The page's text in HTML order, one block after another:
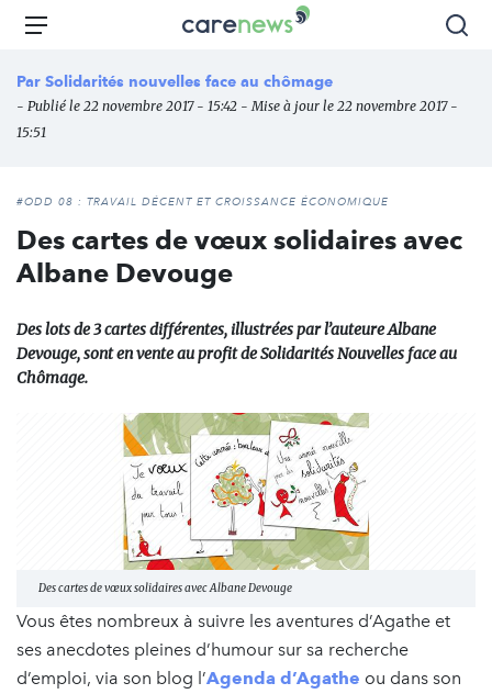
Aller
principal
Carenews,
média
des
Menu
Par Solidarités nouvelles face au chômage
- Publié le 22 novembre 2017 - 15:42 - Mise à jour le 22 novembre 2017 -
15:51
#ODD 08 : TRAVAIL DÉCENT ET CROISSANCE ÉCONOMIQUE
Des cartes de vœux solidaires avec
Albane Devouge
Des lots de 3 cartes différentes, illustrées par l’auteure Albane
Devouge, sont en vente au profit de Solidarités Nouvelles face au
Chômage.
Des cartes de vœux solidaires avec Albane Devouge
Vous êtes nombreux à suivre les aventures d’Agathe et
ses anecdotes pleines d’humour sur sa recherche
d’emploi, via son blog l’Agenda d’Agathe ou dans son